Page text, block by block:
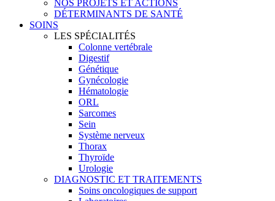
NOS PROJETS ET ACTIONS
DÉTERMINANTS DE SANTÉ
SOINS
LES SPÉCIALITÉS
Colonne vertébrale
Digestif
Génétique
Gynécologie
Hématologie
ORL
Sarcomes
Sein
Système nerveux
Thorax
Thyroïde
Urologie
DIAGNOSTIC ET TRAITEMENTS
Soins oncologiques de support